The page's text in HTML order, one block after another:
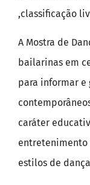
,classificação
A Mostra de
bailarinas em
para informar e
caráter
entretenimento
estilos de